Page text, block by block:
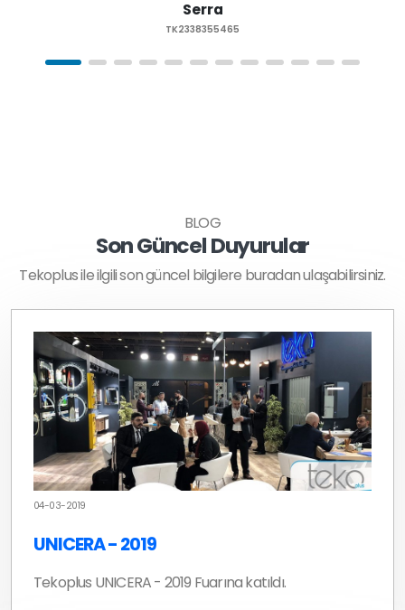
Serra
TK2338355465
BLOG
Son Güncel Duyurular
Tekoplus ile ilgili son güncel bilgilere buradan ulaşabilirsiniz.
04-03-2019
UNICERA - 2019
Tekoplus UNICERA - 2019 Fuarına katıldı.